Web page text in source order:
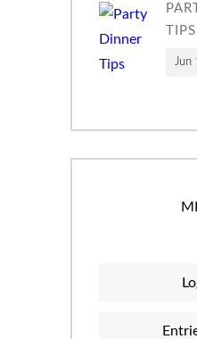
TIPS
Jun